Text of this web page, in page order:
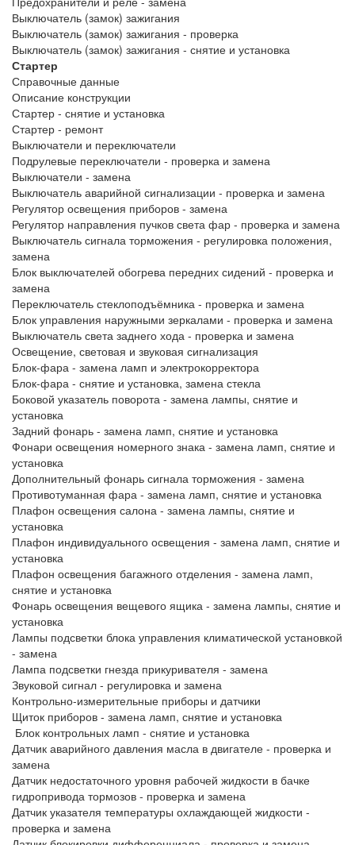
Выключатель (замок) зажигания
Выключатель (замок) зажигания - проверка
Выключатель (замок) зажигания - снятие и установка
Стартер
Справочные данные
Описание конструкции
Стартер - снятие и установка
Стартер - ремонт
Выключатели и переключатели
Подрулевые переключатели - проверка и замена
Выключатели - замена
Выключатель аварийной сигнализации - проверка и замена
Регулятор освещения приборов - замена
Регулятор направления пучков света фар - проверка и замена
Выключатель сигнала торможения - регулировка положения,
замена
Блок выключателей обогрева передних сидений - проверка и
замена
Переключатель стеклоподъёмника - проверка и замена
Блок управления наружными зеркалами - проверка и замена
Выключатель света заднего хода - проверка и замена
Освещение, световая и звуковая сигнализация
Блок-фара - замена ламп и электрокорректора
Блок-фара - снятие и установка, замена стекла
Боковой указатель поворота - замена лампы, снятие и
установка
Задний фонарь - замена ламп, снятие и установка
Фонари освещения номерного знака - замена ламп, снятие и
установка
Дополнительный фонарь сигнала торможения - замена
Противотуманная фара - замена ламп, снятие и установка
Плафон освещения салона - замена лампы, снятие и
установка
Плафон индивидуального освещения - замена ламп, снятие и
установка
Плафон освещения багажного отделения - замена ламп,
снятие и установка
Фонарь освещения вещевого ящика - замена лампы, снятие и
установка
Лампы подсветки блока управления климатической установкой
- замена
Лампа подсветки гнезда прикуривателя - замена
Звуковой сигнал - регулировка и замена
Контрольно-измерительные приборы и датчики
Щиток приборов - замена ламп, снятие и установка
Блок контрольных ламп - снятие и установка
Датчик аварийного давления масла в двигателе - проверка и
замена
Датчик недостаточного уровня рабочей жидкости в бачке
гидропривода тормозов - проверка и замена
Датчик указателя температуры охлаждающей жидкости -
проверка и замена